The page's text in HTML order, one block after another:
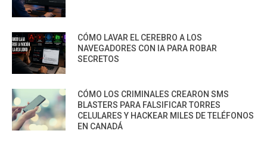
CÓMO LAVAR EL CEREBRO A LOS
NAVEGADORES CON IA PARA ROBAR
SECRETOS
CÓMO LOS CRIMINALES CREARON SMS
BLASTERS PARA FALSIFICAR TORRES
CELULARES Y HACKEAR MILES DE TELÉFONOS
EN CANADÁ